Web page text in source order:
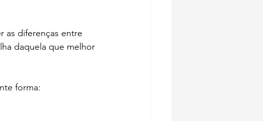
as diferenças entre
daquela que melhor
forma: